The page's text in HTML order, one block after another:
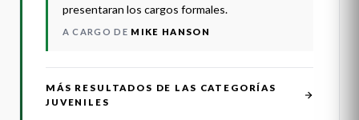
presentaran los cargos formales.
A CARGO DE MIKE HANSON
MÁS RESULTADOS DE LAS CATEGORÍAS
JUVENILES